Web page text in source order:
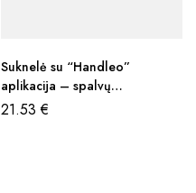
Suknelė su “Handleo”
aplikacija – spalvų
pasirinkimas
21.53€